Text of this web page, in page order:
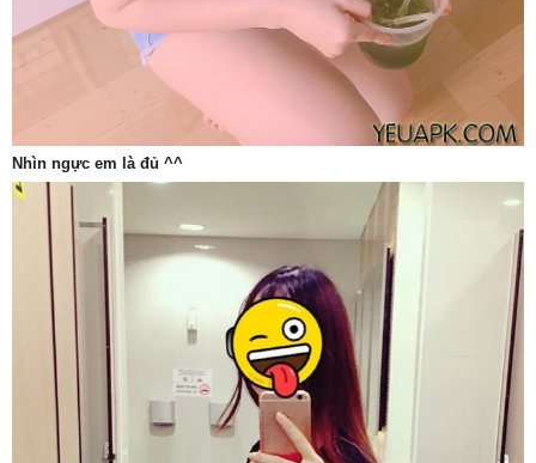
Nhìn ngực em là đủ ^^